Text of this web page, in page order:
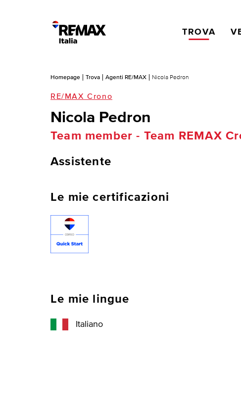
TROVA
Homepage Trova Agenti RE/MAX Nicola Pedron
RE/MAX Crono
Nicola Pedron
Team member - Team REMAX
Assistente
Le mie certificazioni
Le mie lingue
Italiano